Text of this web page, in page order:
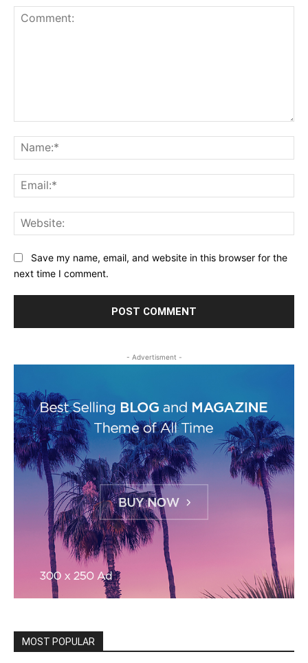
Save my name, email, and website in this browser for the
next time I comment.
- Advertisment -
MOST POPULAR